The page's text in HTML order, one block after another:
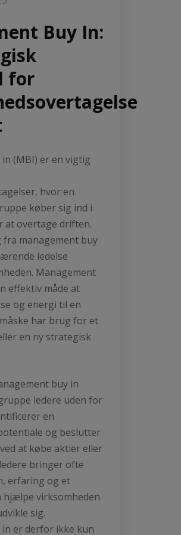
Buy In:
for
(MBI) er en vigtig
hvor en
køber sig ind i
at overtage driften.
fra management buy
ledelse
Management
effektiv måde at
og energi til en
har brug for et
en ny strategisk
buy in
ledere uden for
en
og beslutter
at købe aktier eller
bringer ofte
erfaring og et
virksomheden
sig.
er derfor ikke kun